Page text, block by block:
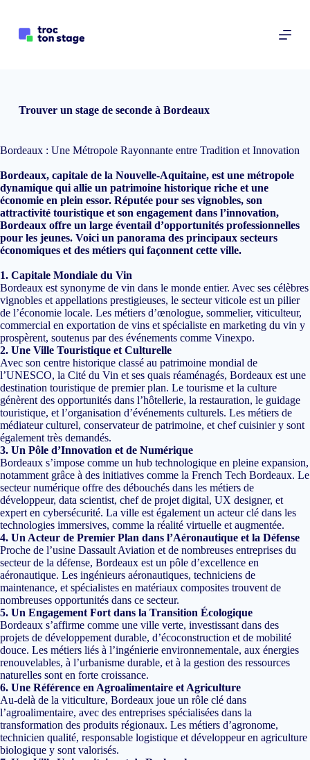
t
n
u
Trouver un stage de seconde à Bordeaux
Bordeaux : Une Métropole Rayonnante entre Tradition et Innovation
Bordeaux, capitale de la Nouvelle-Aquitaine, est une métropole
dynamique qui allie un patrimoine historique riche et une
économie en plein essor. Réputée pour ses vignobles, son
attractivité touristique et son engagement dans l’innovation,
Bordeaux offre un large éventail d’opportunités professionnelles
pour les jeunes. Voici un panorama des principaux secteurs
économiques et des métiers qui façonnent cette ville.
1. Capitale Mondiale du Vin
Bordeaux est synonyme de vin dans le monde entier. Avec ses célèbres
vignobles et appellations prestigieuses, le secteur viticole est un pilier
de l’économie locale. Les métiers d’œnologue, sommelier, viticulteur,
commercial en exportation de vins et spécialiste en marketing du vin y
prospèrent, soutenus par des événements comme Vinexpo.
2. Une Ville Touristique et Culturelle
Avec son centre historique classé au patrimoine mondial de
l’UNESCO, la Cité du Vin et ses quais réaménagés, Bordeaux est une
destination touristique de premier plan. Le tourisme et la culture
génèrent des opportunités dans l’hôtellerie, la restauration, le guidage
touristique, et l’organisation d’événements culturels. Les métiers de
médiateur culturel, conservateur de patrimoine, et chef cuisinier y sont
également très demandés.
3. Un Pôle d’Innovation et de Numérique
Bordeaux s’impose comme un hub technologique en pleine expansion,
notamment grâce à des initiatives comme la French Tech Bordeaux. Le
secteur numérique offre des débouchés dans les métiers de
développeur, data scientist, chef de projet digital, UX designer, et
expert en cybersécurité. La ville est également un acteur clé dans les
technologies immersives, comme la réalité virtuelle et augmentée.
4. Un Acteur de Premier Plan dans l’Aéronautique et la Défense
Proche de l’usine Dassault Aviation et de nombreuses entreprises du
secteur de la défense, Bordeaux est un pôle d’excellence en
aéronautique. Les ingénieurs aéronautiques, techniciens de
maintenance, et spécialistes en matériaux composites trouvent de
nombreuses opportunités dans ce secteur.
5. Un Engagement Fort dans la Transition Écologique
Bordeaux s’affirme comme une ville verte, investissant dans des
projets de développement durable, d’écoconstruction et de mobilité
douce. Les métiers liés à l’ingénierie environnementale, aux énergies
renouvelables, à l’urbanisme durable, et à la gestion des ressources
naturelles sont en forte croissance.
6. Une Référence en Agroalimentaire et Agriculture
Au-delà de la viticulture, Bordeaux joue un rôle clé dans
l’agroalimentaire, avec des entreprises spécialisées dans la
transformation des produits régionaux. Les métiers d’agronome,
technicien qualité, responsable logistique et développeur en agriculture
biologique y sont valorisés.